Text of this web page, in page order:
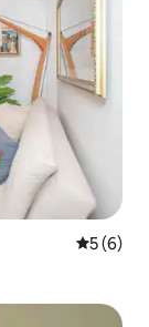
평점 5점
5 (6)